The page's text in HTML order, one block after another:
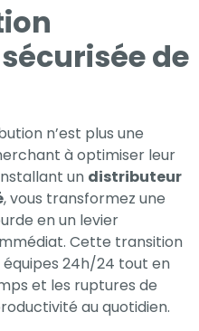
de
n’est plus une
à optimiser leur
un distributeur
, vous transformez une
en un levier
Cette transition
24h/24 tout en
et les ruptures de
au quotidien.